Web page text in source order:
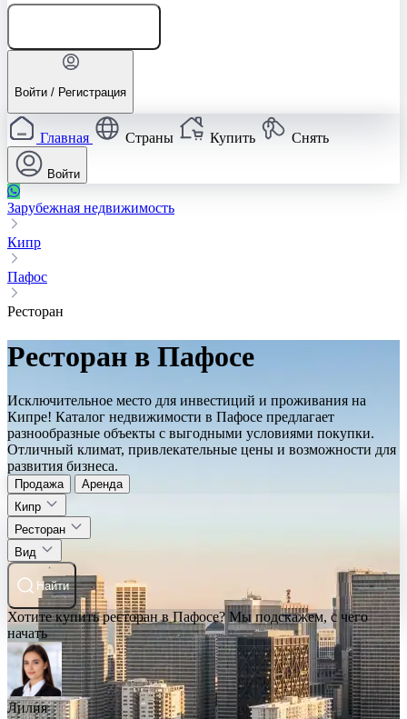
Войти / Регистрация
Главная Страны Купить Снять
Войти
Зарубежная недвижимость
Кипр
Пафос
Ресторан
Ресторан в Пафосе
Исключительное место для инвестиций и проживания на
Кипре! Каталог недвижимости в Пафосе предлагает
разнообразные объекты с выгодными условиями покупки.
Отличный климат, привлекательные цены и возможности для
развития бизнеса.
Продажа
Аренда
Кипр
Ресторан
Вид
Найти
Хотите купить ресторан в Пафосе? Мы подскажем, с чего
начать
Лилия